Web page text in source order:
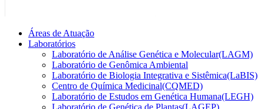
Áreas de Atuação
Laboratórios
Laboratório de Análise Genética e Molecular(LAGM)
Laboratório de Genômica Ambiental
Laboratório de Biologia Integrativa e Sistêmica(LaBIS)
Centro de Química Medicinal(CQMED)
Laboratório de Estudos em Genética Humana(LEGH)
Laboratório de Genética de Plantas(LAGEP)